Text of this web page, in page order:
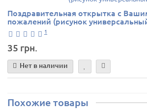
Поздравительная открытка с
пожалений (рисунок
1
35 грн.
Нет в наличии
Похожие товары